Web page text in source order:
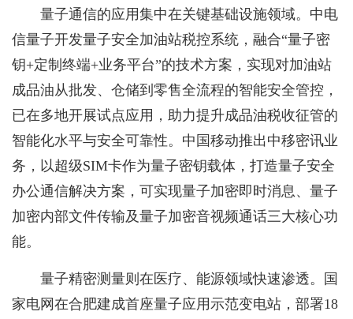
量子通信的应用集中在关键基础设施领域。中电
信量子开发量子安全加油站税控系统，融合“量子密
钥+定制终端+业务平台”的技术方案，实现对加油站
成品油从批发、仓储到零售全流程的智能安全管控，
已在多地开展试点应用，助力提升成品油税收征管的
智能化水平与安全可靠性。中国移动推出中移密讯业
务，以超级SIM卡作为量子密钥载体，打造量子安全
办公通信解决方案，可实现量子加密即时消息、量子
加密内部文件传输及量子加密音视频通话三大核心功
能。
量子精密测量则在医疗、能源领域快速渗透。国
家电网在合肥建成首座量子应用示范变电站，部署18